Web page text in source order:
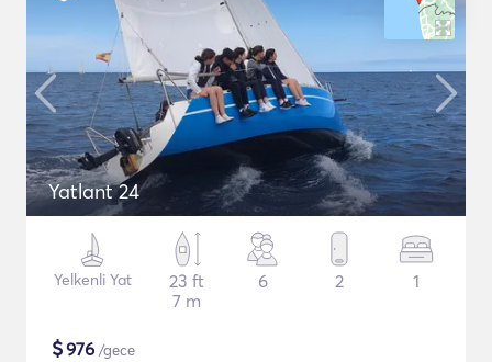
Yatlant 24
Yelkenli Yat
23 ft
7 m
6 2 1
$976 /gece